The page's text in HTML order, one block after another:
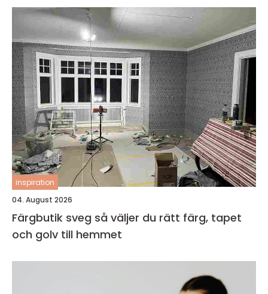
inspiration
04. August 2026
Färgbutik sveg så väljer du rätt färg, tapet
och golv till hemmet